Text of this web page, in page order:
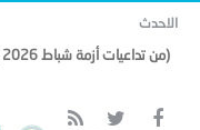
الاحدث